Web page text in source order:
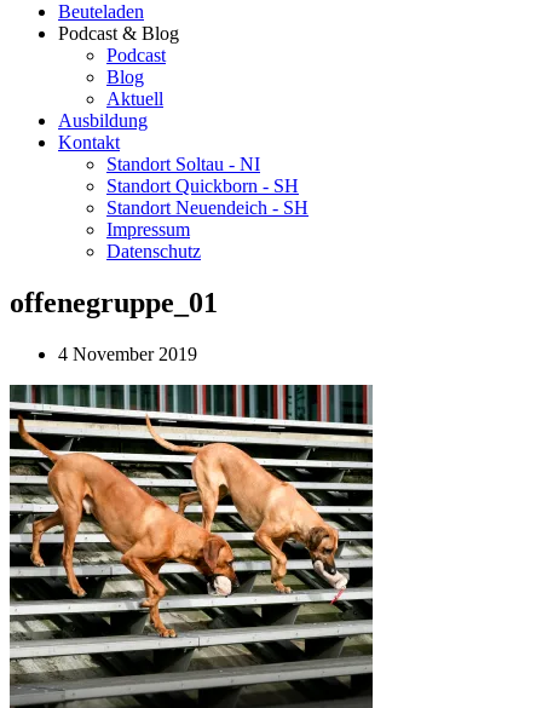
Beuteladen
Podcast & Blog
Podcast
Blog
Aktuell
Ausbildung
Kontakt
Standort Soltau - NI
Standort Quickborn - SH
Standort Neuendeich - SH
Impressum
Datenschutz
offenegruppe_01
4 November 2019